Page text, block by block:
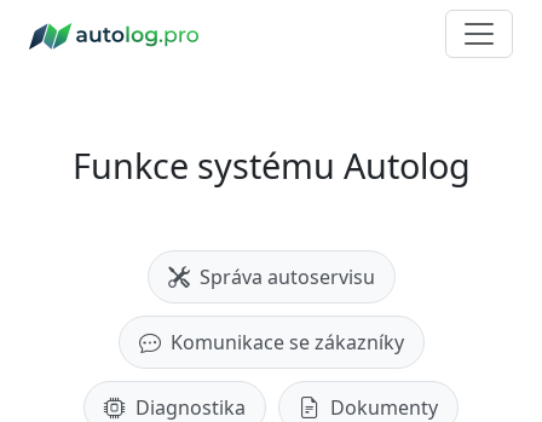
Funkce systému Autolog
Správa autoservisu
Komunikace se zákazníky
Diagnostika Dokumenty